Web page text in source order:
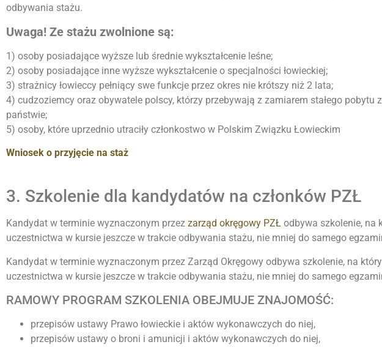
odbywania stażu.
Uwaga! Ze stażu zwolnione są:
1) osoby posiadające wyższe lub średnie wykształcenie leśne;
2) osoby posiadające inne wyższe wykształcenie o specjalności łowieckiej;
3) strażnicy łowieccy pełniący swe funkcje przez okres nie krótszy niż 2 lata;
4) cudzoziemcy oraz obywatele polscy, którzy przebywają z zamiarem stałego
państwie;
5) osoby, które uprzednio utraciły członkostwo w Polskim Związku Łowieckim
Wniosek o przyjęcie na staż
3. Szkolenie dla kandydatów na członków PZŁ
Kandydat w terminie wyznaczonym przez zarząd okręgowy PZŁ odbywa szkolenie, na
uczestnictwa w kursie jeszcze w trakcie odbywania stażu, nie mniej do samego
Kandydat w terminie wyznaczonym przez Zarząd Okręgowy odbywa szkolenie, na
uczestnictwa w kursie jeszcze w trakcie odbywania stażu, nie mniej do samego
RAMOWY PROGRAM SZKOLENIA OBEJMUJE ZNAJOMOŚĆ:
przepisów ustawy Prawo łowieckie i aktów wykonawczych do niej,
przepisów ustawy o broni i amunicji i aktów wykonawczych do niej,